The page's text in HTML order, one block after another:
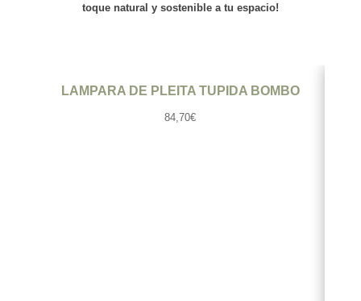
toque natural y sostenible a tu espacio!
LAMPARA DE PLEITA TUPIDA BOMBO
84,70€